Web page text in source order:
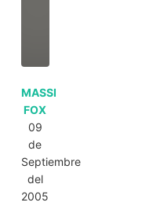
MASSI
FOX
09
de
Septiembre
del
2005